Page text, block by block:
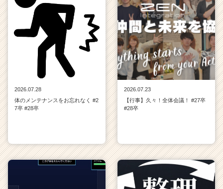
2026.07.28
体のメンテナンスをお忘れなく #2
7卒 #28卒
2026.07.23
【行事】久々！全体会議！ #27卒
#28卒